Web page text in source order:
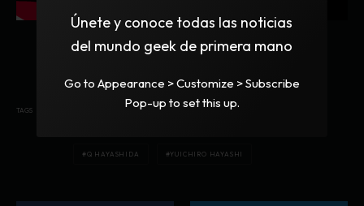
TAGS
Q HAYASHIDA YUICHIRO HAYASHI
Únete y conoce todas las noticias
del mundo geek de primera mano
Go to Appearance > Customize > Subscribe
Pop-up to set this up.